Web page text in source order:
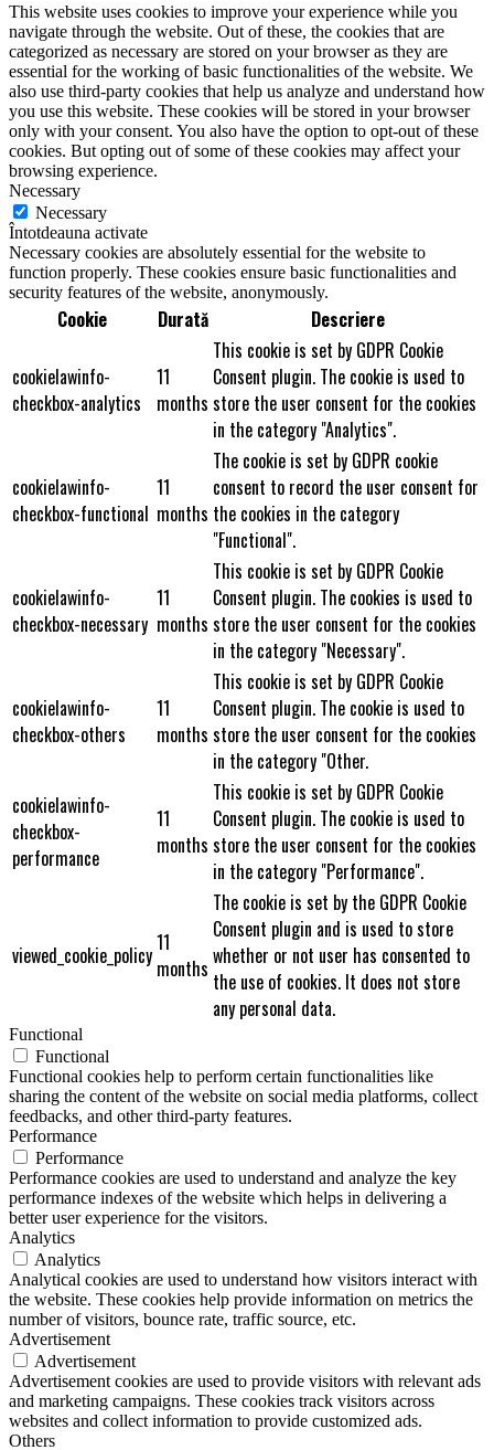
This website uses cookies to improve your experience while you
navigate through the website. Out of these, the cookies that are
categorized as necessary are stored on your browser as they are
essential for the working of basic functionalities of the website. We
also use third-party cookies that help us analyze and understand how
you use this website. These cookies will be stored in your browser
only with your consent. You also have the option to opt-out of these
cookies. But opting out of some of these cookies may affect your
browsing experience.
Necessary
Necessary
Întotdeauna activate
Necessary cookies are absolutely essential for the website to
function properly. These cookies ensure basic functionalities and
security features of the website, anonymously.
Cookie Durată Descriere
cookielawinfo-
checkbox-analytics
11
months
This cookie is set by GDPR Cookie
Consent plugin. The cookie is used to
store the user consent for the cookies
in the category "Analytics".
cookielawinfo-
checkbox-functional
11
months
The cookie is set by GDPR cookie
consent to record the user consent for
the cookies in the category
"Functional".
cookielawinfo-
checkbox-necessary
11
months
This cookie is set by GDPR Cookie
Consent plugin. The cookies is used to
store the user consent for the cookies
in the category "Necessary".
cookielawinfo-
checkbox-others
11
months
This cookie is set by GDPR Cookie
Consent plugin. The cookie is used to
store the user consent for the cookies
in the category "Other.
cookielawinfo-
checkbox-
performance
11
months
This cookie is set by GDPR Cookie
Consent plugin. The cookie is used to
store the user consent for the cookies
in the category "Performance".
viewed_cookie_policy11
months
The cookie is set by the GDPR Cookie
Consent plugin and is used to store
whether or not user has consented to
the use of cookies. It does not store
any personal data.
Functional
Functional
Functional cookies help to perform certain functionalities like
sharing the content of the website on social media platforms, collect
feedbacks, and other third-party features.
Performance
Performance
Performance cookies are used to understand and analyze the key
performance indexes of the website which helps in delivering a
better user experience for the visitors.
Analytics
Analytics
Analytical cookies are used to understand how visitors interact with
the website. These cookies help provide information on metrics the
number of visitors, bounce rate, traffic source, etc.
Advertisement
Advertisement
Advertisement cookies are used to provide visitors with relevant ads
and marketing campaigns. These cookies track visitors across
websites and collect information to provide customized ads.
Others